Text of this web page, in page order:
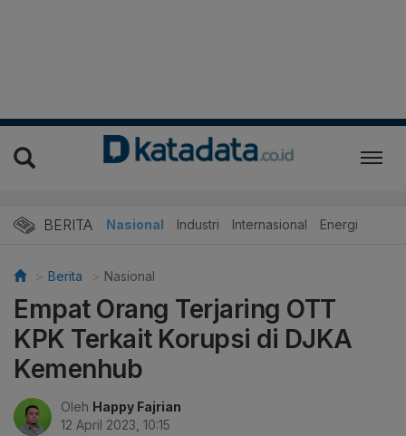
BERITA Nasional Industri Internasional Energi
Berita Nasional
Empat Orang Terjaring OTT
KPK Terkait Korupsi di DJKA
Kemenhub
Oleh Happy Fajrian
12 April 2023, 10:15